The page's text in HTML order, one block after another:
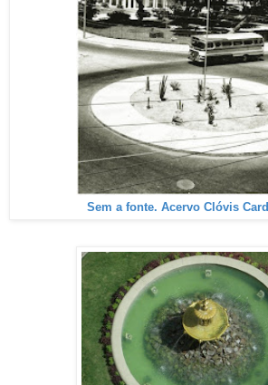
Sem a fonte. Acervo Clóvis